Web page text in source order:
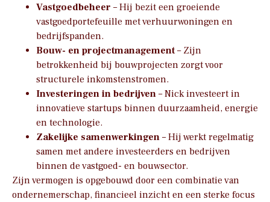
Vastgoedbeheer – Hij bezit een groeiende
vastgoedportefeuille met verhuurwoningen en
bedrijfspanden.
Bouw- en projectmanagement– Zijn
betrokkenheid bij bouwprojecten zorgt voor
structurele inkomstenstromen.
Investeringen in bedrijven – Nick investeert in
innovatieve startups binnen duurzaamheid, energie
en technologie.
Zakelijke samenwerkingen – Hij werkt regelmatig
samen met andere investeerders en bedrijven
binnen de vastgoed- en bouwsector.
Zijn vermogen is opgebouwd door een combinatie van
ondernemerschap, financieel inzicht en een sterke focus